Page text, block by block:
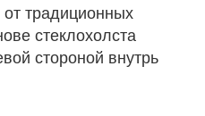
традиционных
стеклохолста
стороной внутрь